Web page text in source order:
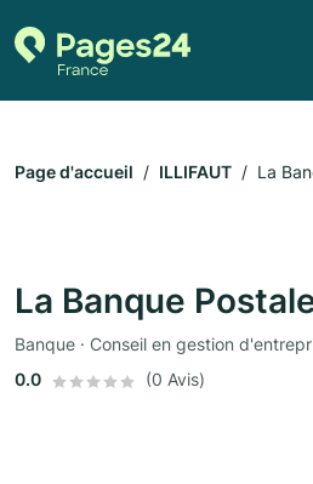
Page d'accueil ILLIFAUT La
La Banque
0.0
(0 Avis)